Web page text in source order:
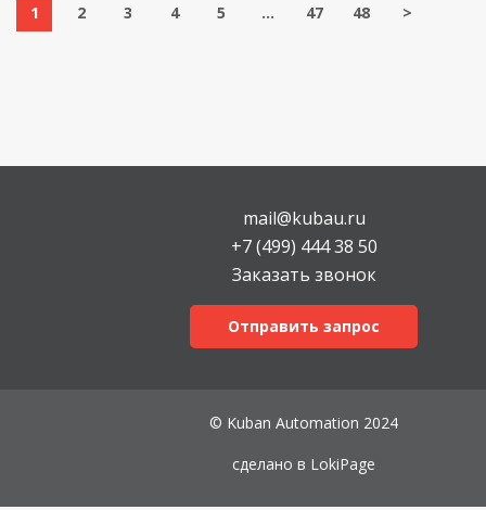
1 2 3 4 5 ... 47 48 >
mail@kubau.ru
+7 (499) 444 38 50
Заказать звонок
Отправить запрос
© Kuban Automation 2024
сделано в LokiPage